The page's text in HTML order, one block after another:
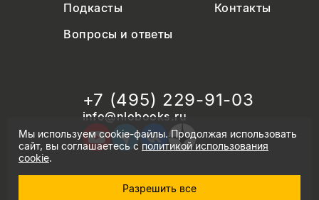
Подкасты
Контакты
Вопросы и ответы
+7 (495) 229-91-03
info@nlobooks.ru
© Новое литературное обозрение. 2026
Мы используем cookie-файлы. Продолжая использовать
сайт, вы соглашаетесь сполитикой использования
cookie.
Разрешить все